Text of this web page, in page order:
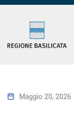
Maggio 20, 2026